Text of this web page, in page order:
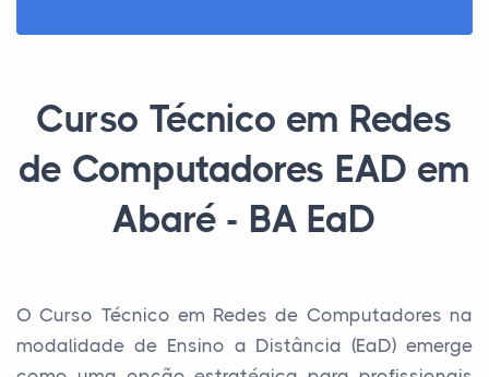
Curso Técnico em Redes
de Computadores EAD em
Abaré - BA EaD
O Curso Técnico em Redes de Computadores na
modalidade de Ensino a Distância (EaD) emerge